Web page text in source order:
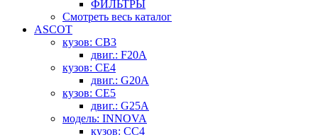
ФИЛЬТРЫ
Смотреть весь каталог
ASCOT
кузов: CB3
двиг.: F20A
кузов: CE4
двиг.: G20A
кузов: CE5
двиг.: G25A
модель: INNOVA
кузов: CC4